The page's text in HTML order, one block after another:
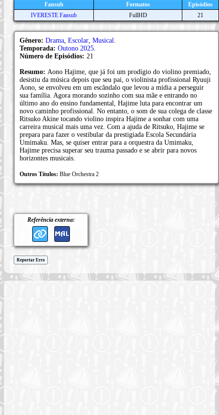
Fansub Formatos
Episódios
IVERESTE Fansub
FullHD 21
Gênero: Drama Escolar Musical
Temporada: Outono 2025
Número de Episódios: 21
Resumo: Aono Hajime, que já foi um prodígio do violino premiado,
desistiu da música depois que seu pai, o violinista profissional Ryuuji
Aono, se envolveu em um escândalo que levou a mídia a perseguir
sua família. Agora morando sozinho com sua mãe e entrando no
último ano do ensino fundamental, Hajime luta para encontrar um
novo caminho profissional. No entanto, o som de sua colega de classe
Ritsuko Akine tocando violino inspira Hajime a sonhar com uma
carreira musical mais uma vez. Com a ajuda de Ritsuko, Hajime se
prepara para fazer o vestibular da prestigiada Escola Secundária
Umimaku. Mas, se quiser entrar para a orquestra da Umimaku,
Hajime precisa superar seu trauma passado e se abrir para novos
horizontes musicais.
Outros Títulos: Blue Orchestra 2
Referência externa:
Reportar Erro